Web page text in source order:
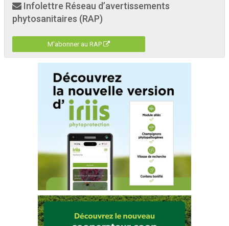
Infolettre Réseau d’avertissements
phytosanitaires (RAP)
M'abonner au RAP